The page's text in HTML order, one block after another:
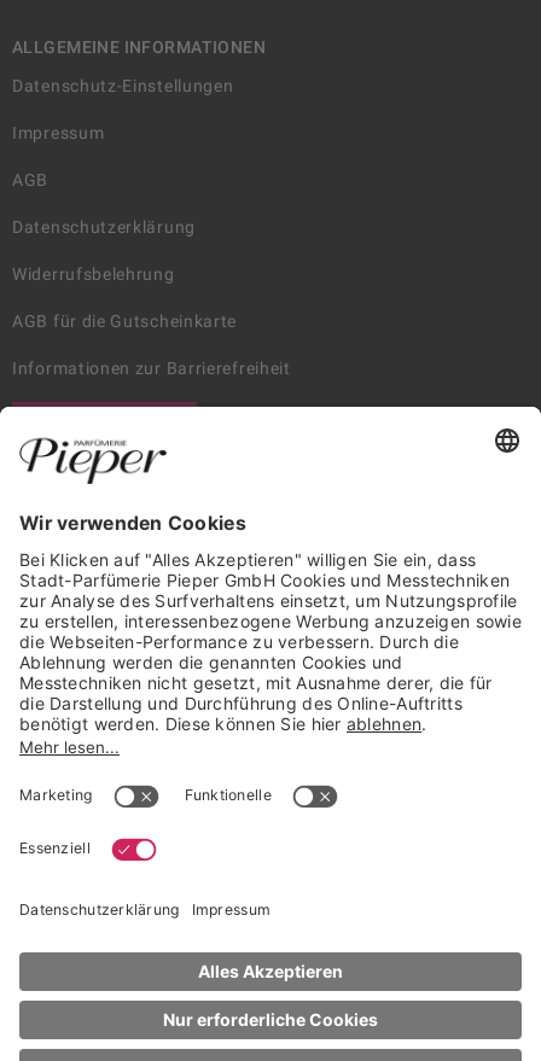
Foundation
Studio Skin 24 Hour Wear Hydra Foundation
ALLGEMEINE INFORMATIONEN
Datenschutz-Einstellungen
Impressum
AGB
Datenschutzerklärung
Widerrufsbelehrung
AGB für die Gutscheinkarte
Informationen zur Barrierefreiheit
Trusted Shops Mitglied seit 2010
* unverbindliche Preisempfehlung der Verbundgruppe beauty alliance
NACH OBEN